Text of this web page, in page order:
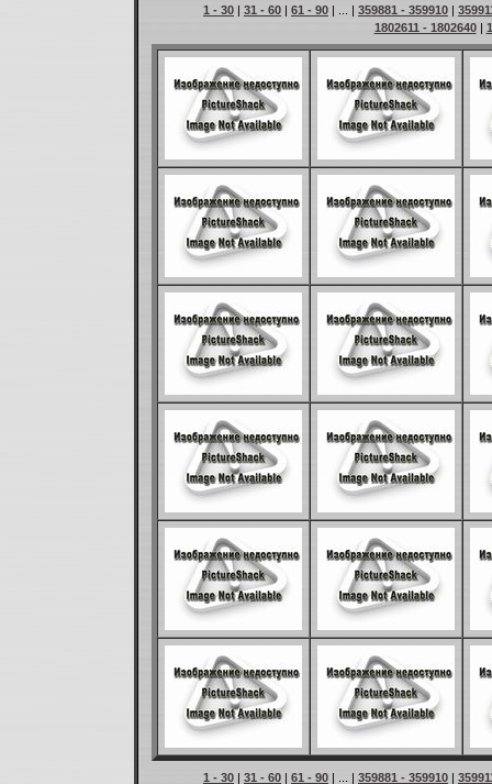
1 - 30 | 31 - 60 | 61 - 90 | ... | 359881 - 359910 |
1802611 - 1802640|
1 - 30 | 31 - 60 | 61 - 90 | ... | 359881 - 359910 |